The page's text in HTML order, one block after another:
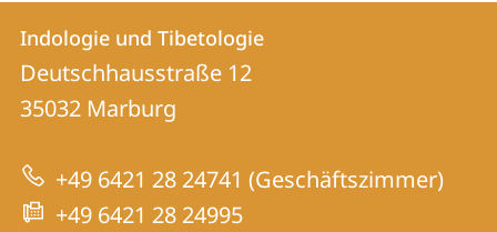
Kontakt
und
Informationen
zur
Website
Kontaktinformationen
Indologie
und
Indologie und Tibetologie
Deutschhausstraße 12
35032 Marburg
+49 6421 28 24741 (Geschäftszimmer)
+49 6421 28 24995